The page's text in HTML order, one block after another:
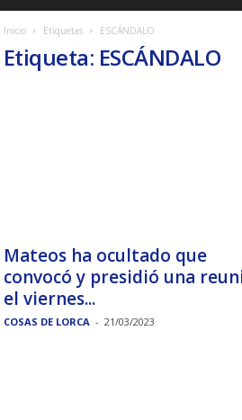
Inicio Etiquetas ESCÁNDALO
Etiqueta: ESCÁNDALO
Mateos ha ocultado que
convocó y presidió una
el viernes...
COSAS DE LORCA - 21/03/2023